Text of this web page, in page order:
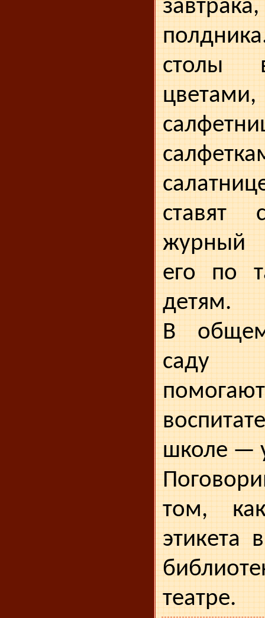
столы
журный
его по
детям.
В
саду
школе —
том,
этикета
театре.